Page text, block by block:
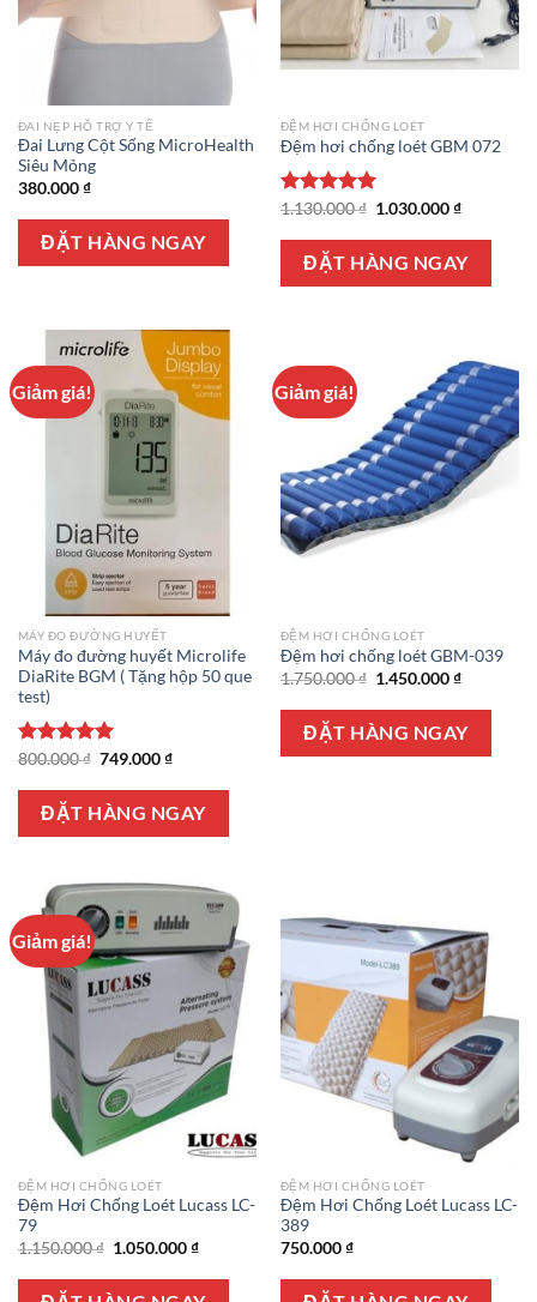
ĐAI NẸP HỖ TRỢ Y TẾ
Đai Lưng Cột Sống MicroHealth
Siêu Mỏng
380.000₫
ĐẶT HÀNG NGAY
ĐỆM HƠI CHỐNG LOÉT
Đệm hơi chống loét GBM 072
Được xếp
5 sao
1.130.000₫ Giá
là:
1.130.000 ₫.
1.030.000₫Giá
tại
là:
1.030.000
ĐẶT HÀNG NGAY
Giảm giá!
MÁY ĐO ĐƯỜNG HUYẾT
Máy đo đường huyết Microlife
DiaRite BGM ( Tặng hộp 50 que
test)
Được xếp
5 sao
800.000₫ Giá
là:
800.000 ₫.
749.000₫Giá
tại
là:
749.000 ₫.
ĐẶT HÀNG NGAY
Giảm giá!
ĐỆM HƠI CHỐNG LOÉT
Đệm hơi chống loét GBM-039
1.750.000₫ Giá
là:
1.750.000 ₫.
1.450.000₫Giá
tại
là:
1.450.000
ĐẶT HÀNG NGAY
Giảm giá!
ĐỆM HƠI CHỐNG LOÉT
Đệm Hơi Chống Loét Lucass LC-
79
1.150.000₫ Giá
là:
1.150.000 ₫.
1.050.000₫Giá
tại
là:
ĐỆM HƠI CHỐNG LOÉT
Đệm Hơi Chống Loét Lucass LC-
389
750.000₫